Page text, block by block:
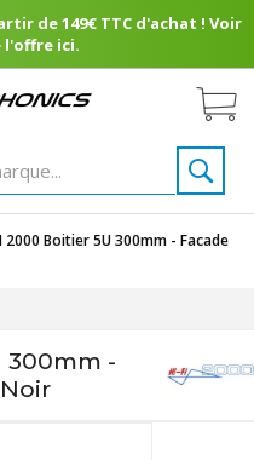
de 149€ TTC d'achat ! Voir
ici.
2000 Boitier 5U 300mm - Facade
300mm -